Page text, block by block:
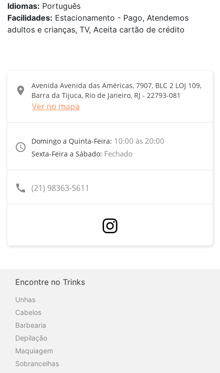
Idiomas: Português
Facilidades: Estacionamento - Pago, Atendemos
adultos e crianças, TV, Aceita cartão de crédito
location_on
Avenida Avenida das Américas, 7907, BLC 2 LOJ 109,
Barra da Tijuca, Rio de Janeiro, RJ - 22793-081
Ver no mapa
access_time
Domingo a Quinta-Feira: 10:00 às 20:00
Sexta-Feira a Sábado: Fechado
call (21) 98363-5611
Encontre no Trinks
Unhas
Cabelos
Barbearia
Depilação
Maquiagem
Sobrancelhas